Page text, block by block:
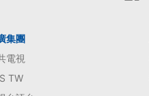
集團
電視
TW